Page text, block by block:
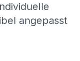
angepasst